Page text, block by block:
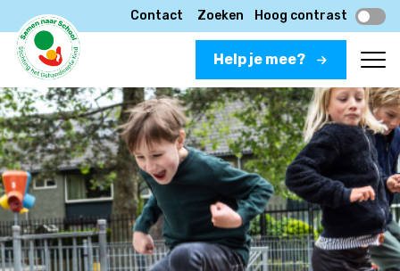
Contact Zoeken Hoog contrast
Help je mee?